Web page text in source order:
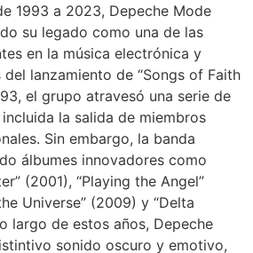
1993 a 2023, Depeche Mode
su legado como una de las
en la música electrónica y
lanzamiento de “Songs of Faith
el grupo atravesó una serie de
la salida de miembros
Sin embargo, la banda
álbumes innovadores como
(2001), “Playing the Angel”
Universe” (2009) y “Delta
largo de estos años, Depeche
sonido oscuro y emotivo,